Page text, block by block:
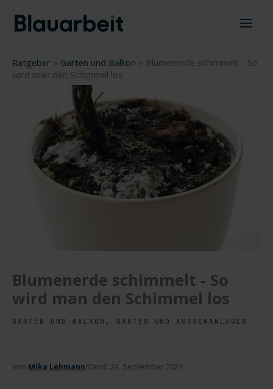
Inhalt
springen
Ratgeber » Garten und Balkon » Blumenerde schimmelt - So
wird man den Schimmel los
Blumenerde schimmelt - So
wird man den Schimmel los
GARTEN UND BALKON , GARTEN UND AUSSENANLAGEN
Von Mika LehmannStand: 24. September 2021